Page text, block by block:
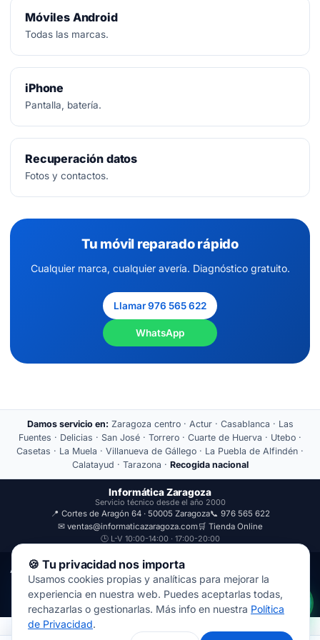
Móviles Android
Todas las marcas.
iPhone
Pantalla, batería.
Recuperación datos
Fotos y contactos.
Tu móvil reparado rápido
Cualquier marca, cualquier avería. Diagnóstico gratuito.
Llamar 976 565 622
WhatsApp
Damos servicio en: Zaragoza centro · Actur · Casablanca · Las
Fuentes · Delicias · San José · Torrero · Cuarte de Huerva · Utebo ·
Casetas · La Muela · Villanueva de Gállego · La Puebla de Alfindén ·
Calatayud · Tarazona · Recogida nacional
Informática Zaragoza
Servicio técnico desde el año 2000
📍 Cortes de Aragón 64 · 50005 Zaragoza📞 976 565 622
✉ ventas@informaticazaragoza.com🛒 Tienda Online
🕒 L-V 10:00-14:00 · 17:00-20:00
Aviso Legal
Política de Privacidad
© 2000-2026 · Javal Informática S.L. · Tienda Informática Zaragoza
· Reparación de Ordenadores, Portátiles y Móviles.
🍪 Tu privacidad nos importa
Usamos cookies propias y analíticas para mejorar la
experiencia en nuestra web. Puedes aceptarlas todas,
rechazarlas o gestionarlas. Más info en nuestra Política
de Privacidad.